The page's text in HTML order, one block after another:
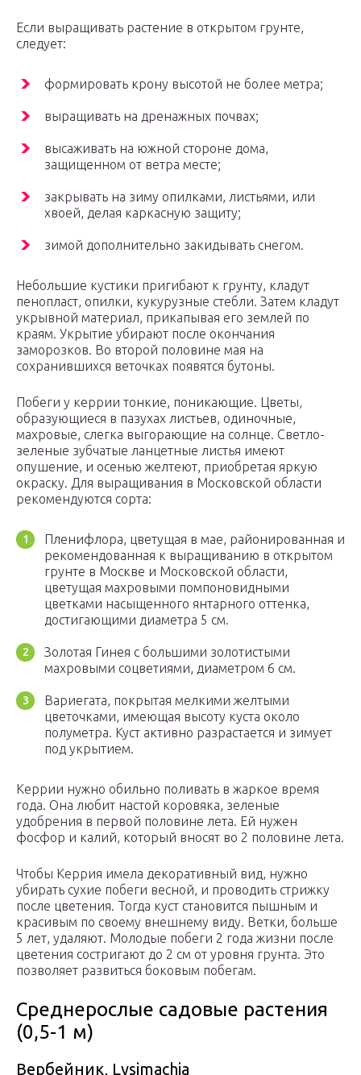
Если выращивать растение в открытом грунте,
следует:
формировать крону высотой не более метра;
выращивать на дренажных почвах;
высаживать на южной стороне дома,
защищенном от ветра месте;
закрывать на зиму опилками, листьями, или
хвоей, делая каркасную защиту;
зимой дополнительно закидывать снегом.
Небольшие кустики пригибают к грунту, кладут
пенопласт, опилки, кукурузные стебли. Затем кладут
укрывной материал, прикапывая его землей по
краям. Укрытие убирают после окончания
заморозков. Во второй половине мая на
сохранившихся веточках появятся бутоны.
Побеги у керрии тонкие, поникающие. Цветы,
образующиеся в пазухах листьев, одиночные,
махровые, слегка выгорающие на солнце. Светло-
зеленые зубчатые ланцетные листья имеют
опушение, и осенью желтеют, приобретая яркую
окраску. Для выращивания в Московской области
рекомендуются сорта:
Пленифлора, цветущая в мае, районированная и
рекомендованная к выращиванию в открытом
грунте в Москве и Московской области,
цветущая махровыми помпоновидными
цветками насыщенного янтарного оттенка,
достигающими диаметра 5 см.
Золотая Гинея с большими золотистыми
махровыми соцветиями, диаметром 6 см.
Вариегата, покрытая мелкими желтыми
цветочками, имеющая высоту куста около
полуметра. Куст активно разрастается и зимует
под укрытием.
Керрии нужно обильно поливать в жаркое время
года. Она любит настой коровяка, зеленые
удобрения в первой половине лета. Ей нужен
фосфор и калий, который вносят во 2 половине лета.
Чтобы Керрия имела декоративный вид, нужно
убирать сухие побеги весной, и проводить стрижку
после цветения. Тогда куст становится пышным и
красивым по своему внешнему виду. Ветки, больше
5 лет, удаляют. Молодые побеги 2 года жизни после
цветения состригают до 2 см от уровня грунта. Это
позволяет развиться боковым побегам.
Среднерослые садовые растения
(0,5-1 м)
Вербейник, Lysimachia